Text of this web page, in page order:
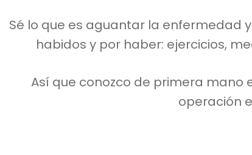
Sé lo que es aguantar la enfermedad
habidos y por haber: ejercicios,
Así que conozco de primera mano
operación